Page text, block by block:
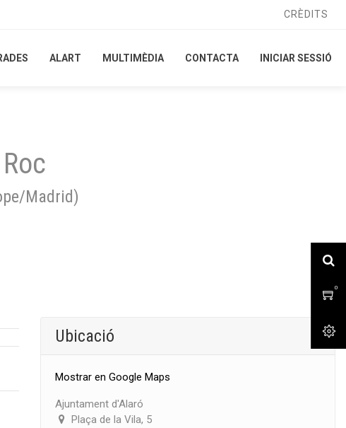
CRÈDITS
0
ALART MULTIMÈDIA CONTACTA INICIAR SESSIÓ
CRÈDITS
0
ALART MULTIMÈDIA CONTACTA INICIAR SESSIÓ
Madrid)
Ubicació
Mostrar en Google Maps
Ajuntament d'Alaró
Plaça de la Vila, 5